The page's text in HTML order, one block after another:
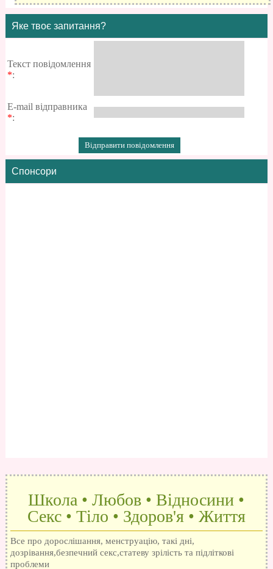
Яке твоє запитання?
Текст повідомлення
*:
E-mail відправника
*:
Спонсори
Школа • Любов • Відносини •
Секс • Тіло • Здоров'я • Життя
Все про дорослішання, менструацію, такі дні,
дозрівання,безпечний секс,статеву зрілість та підліткові
проблеми